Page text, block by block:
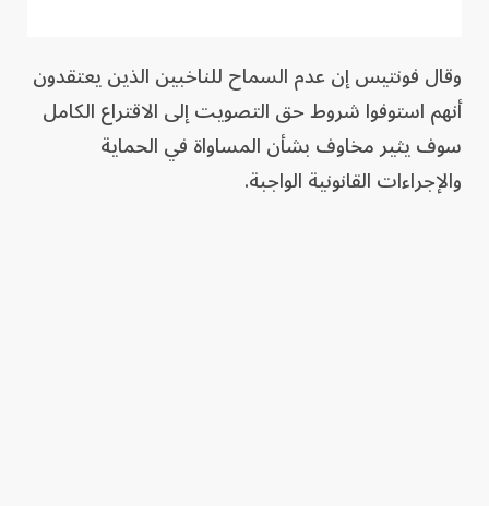
وقال فونتيس إن عدم السماح للناخبين الذين يعتقدون
أنهم استوفوا شروط حق التصويت إلى الاقتراع الكامل
سوف يثير مخاوف بشأن المساواة في الحماية
والإجراءات القانونية الواجبة.